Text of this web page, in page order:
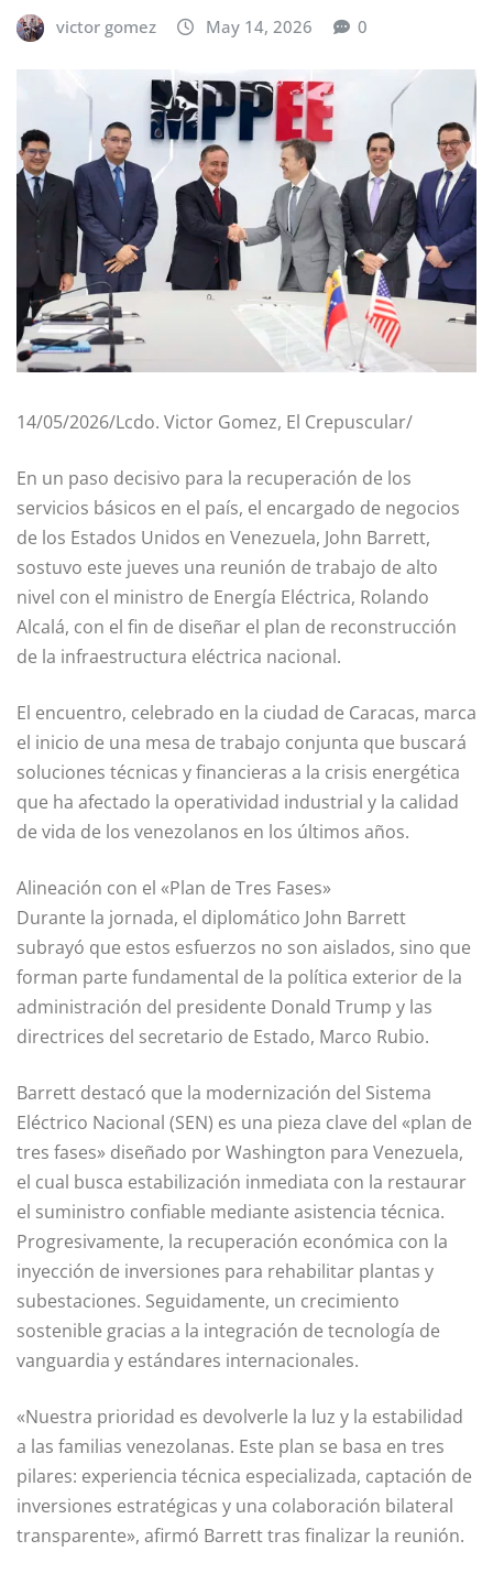
victor gomez May 14, 2026 0
14/05/2026/Lcdo. Victor Gomez, El Crepuscular/
En un paso decisivo para la recuperación de los
servicios básicos en el país, el encargado de negocios
de los Estados Unidos en Venezuela, John Barrett,
sostuvo este jueves una reunión de trabajo de alto
nivel con el ministro de Energía Eléctrica, Rolando
Alcalá, con el fin de diseñar el plan de reconstrucción
de la infraestructura eléctrica nacional.
El encuentro, celebrado en la ciudad de Caracas, marca
el inicio de una mesa de trabajo conjunta que buscará
soluciones técnicas y financieras a la crisis energética
que ha afectado la operatividad industrial y la calidad
de vida de los venezolanos en los últimos años.
Alineación con el «Plan de Tres Fases»
Durante la jornada, el diplomático John Barrett
subrayó que estos esfuerzos no son aislados, sino que
forman parte fundamental de la política exterior de la
administración del presidente Donald Trump y las
directrices del secretario de Estado, Marco Rubio.
Barrett destacó que la modernización del Sistema
Eléctrico Nacional (SEN) es una pieza clave del «plan de
tres fases» diseñado por Washington para Venezuela,
el cual busca estabilización inmediata con la restaurar
el suministro confiable mediante asistencia técnica.
Progresivamente, la recuperación económica con la
inyección de inversiones para rehabilitar plantas y
subestaciones. Seguidamente, un crecimiento
sostenible gracias a la integración de tecnología de
vanguardia y estándares internacionales.
«Nuestra prioridad es devolverle la luz y la estabilidad
a las familias venezolanas. Este plan se basa en tres
pilares: experiencia técnica especializada, captación de
inversiones estratégicas y una colaboración bilateral
transparente», afirmó Barrett tras finalizar la reunión.